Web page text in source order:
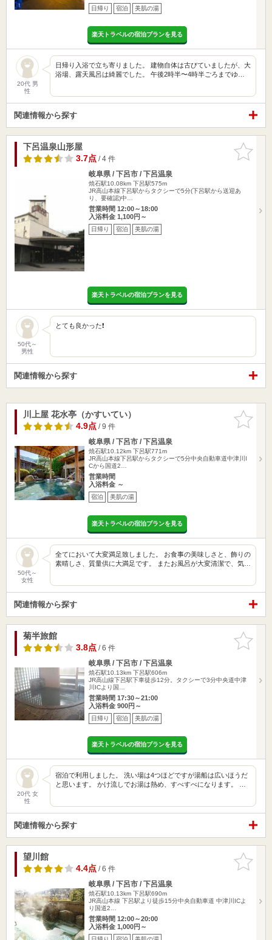
日帰り 宿泊 美肌の湯
楽天トラベルの宿泊プランを見る
20代 男
性
日帰り入浴で立ち寄りました。 建物自体は古びていましたが、大
浴場、露天風呂は綺麗でした。 午後2時半〜4時半ごろまでゆ…
関連情報から探す
お気に入
りに追加
下呂温泉山形屋
3.7点/ 4 件
岐阜県 / 下呂市 / 下呂温泉
焼石駅10.08km 下呂駅575m
JR高山本線下呂駅からタクシーで5分(下呂駅から送迎あ
り、要確認)中…
営業時間 12:00～18:00
入浴料金 1,100円～
日帰り 宿泊 美肌の湯
楽天トラベルの宿泊プランを見る
50代～
男性
とても良かった❗
関連情報から探す
お気に入
りに追加
川上屋 花水亭（かすいてい）
4.9点/ 9 件
岐阜県 / 下呂市 / 下呂温泉
焼石駅10.12km 下呂駅771m
JR高山本線下呂駅からタクシーで5分中央自動車道中津川I
Cから国道2…
営業時間
入浴料金 ～
宿泊 美肌の湯
楽天トラベルの宿泊プランを見る
50代～
女性
全てにおいて大変満足致しました。 お食事の美味しさと、飾りの
素晴しさ、質量供に大満足です。 またお風呂が大変清潔で、気…
関連情報から探す
お気に入
りに追加
菊半旅館
3.8点/ 6 件
岐阜県 / 下呂市 / 下呂温泉
焼石駅10.13km 下呂駅606m
JR高山線下呂駅下車徒歩12分。タクシーで3分中央道中津
川ICより国…
営業時間 17:30～21:00
入浴料金 900円～
日帰り 宿泊 美肌の湯
楽天トラベルの宿泊プランを見る
20代 女
性
宿泊で利用しました。 洗い場は4つほどですが湯船は広いほうだ
と思います。 かけ流しでお湯は熱め、すべすべになります。 …
関連情報から探す
お気に入
りに追加
望川館
4.4点/ 6 件
岐阜県 / 下呂市 / 下呂温泉
焼石駅10.13km 下呂駅690m
JR高山本線 下呂駅より徒歩15分中央自動車道 中津川ICよ
り国道2…
営業時間 12:00～20:00
入浴料金 1,000円～